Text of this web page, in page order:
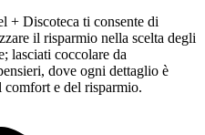
+ Discoteca ti consente di
il risparmio nella scelta degli
lasciati coccolare da
dove ogni dettaglio è
comfort e del risparmio.